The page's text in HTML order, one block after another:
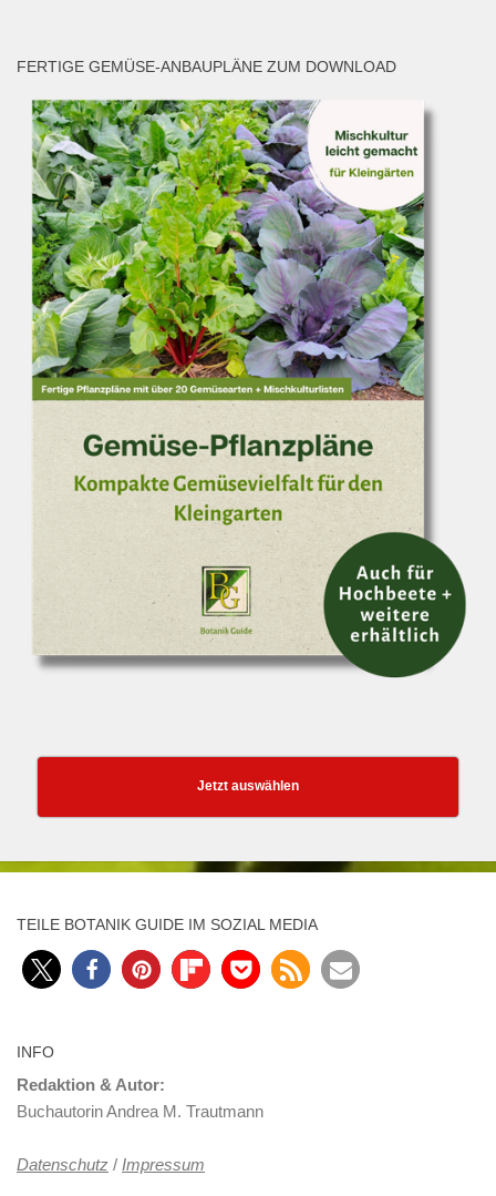
FERTIGE GEMÜSE-ANBAUPLÄNE ZUM DOWNLOAD
Jetzt auswählen
TEILE BOTANIK GUIDE IM SOZIAL MEDIA
INFO
Redaktion & Autor:
Buchautorin Andrea M. Trautmann
Datenschutz / Impressum